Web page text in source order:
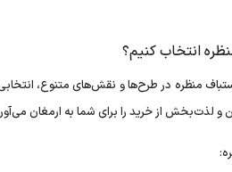
انتخاب کنیم؟
منظره در طرح‌ها و نقش‌های متنوع،
و لذت‌بخش از خرید را برای شما به ارمغان